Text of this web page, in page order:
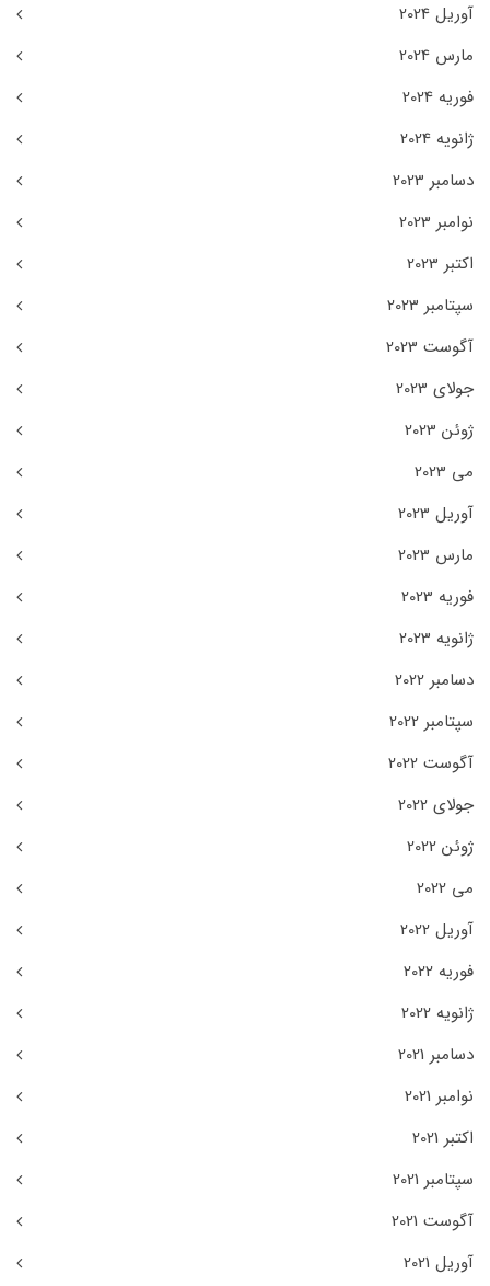
آوریل 2024
مارس 2024
فوریه 2024
ژانویه 2024
دسامبر 2023
نوامبر 2023
اکتبر 2023
سپتامبر 2023
آگوست 2023
جولای 2023
ژوئن 2023
می 2023
آوریل 2023
مارس 2023
فوریه 2023
ژانویه 2023
دسامبر 2022
سپتامبر 2022
آگوست 2022
جولای 2022
ژوئن 2022
می 2022
آوریل 2022
فوریه 2022
ژانویه 2022
دسامبر 2021
نوامبر 2021
اکتبر 2021
سپتامبر 2021
آگوست 2021
آوریل 2021